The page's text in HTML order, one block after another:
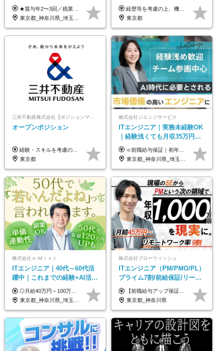
トスキル＊年収1000万以上可
★賞与年2〜3回／残業代全額支給／子ども手当（月1万円）／誕生日手当（年1回1万円）★ ＜初年度の想定年収:600万円～800万円＞ 月給50万7000円～70万4000円＋賞与年2回＋決算賞与 ※経験・能力を考慮のうえ決定します。 ※専門性を高めながらチームを牽引する「プロジェクト推進力」を高く評価し、給与へダイレクトに反映します。 ※試用期間6ヶ月（待遇変動なし） 年収800万円以上も⽬指せます。 経験・スキル・前職給与を最大限に考慮し、 ご納得いただける条件を提示します。 【賞与】 年2〜3回支給（7月・12月＋業績により決算賞与） 当社では、目の前の案件による固定報酬だけが評価の全てではありません。 メンバー育成、現場でのポジション拡大、 ナレッジの共有、そして組織づくりへの参画など、 「会社への貢献度（ビジネスプロセス）」 を昇給・賞与へダイレクトに反映しています。 専門性を高める「技術」と、チームを前進させる「プロジェクト推進」。 この両輪を回すことで、確かなスキル成長と年収アップを同時に実現できる環境です。
東京都_神奈川県_埼玉県_千葉県
制/リモート活用/異業種出身者
歓迎/国家プロジェクト
経歴等を考慮の上、機構の規定により決定します。 ＜大学卒業後、正規社員として民間企業に3年勤務した場合＞ ・月給30万円以上 ・年収470万円以上 年収概算を試算する場合は以下をご確認ください。 https://www.jaxa.jp/about/employ/trial_j.html ■昇給年1回、賞与年2回 ■諸手当（住居手当、通勤手当他） ■退職金制度あり ※年収470万円～ ※超過勤務分は別途支給します。 ※6ヶ月の試用期間あり。その間の待遇・給与に差異はありません。
東京都
オープンポジション
経験・スキルを考慮の上、決定します。 ▼参考情報 ----------------------- ＜想定年収850万円～1,500万円（基礎給与・賞与2回含む）＞ 月給42万円～ ※時間外勤務手当・諸手当等別途 ※試用期間3ヶ月 ※残業手当有り
東京都
株式会社ジエンジサービス
ITエンジニア｜実務未経験OK
｜経験浅くても月収35万円～
｜チーム参画中心｜フルリモ
ート可｜自社サービスあり
≪前職給与保証｜初年度想定年収420万円～≫ 月給35万円以上＋決算賞与＋交通費 ※スキル・経験を考慮の上、優遇します ※上記月給には固定残業代月20時間分(4万5000円以上)を含みます。超過した場合は、その分追加支給します ※試用期間3～6ヵ月は固定残業代なし(雇用形態やその他待遇・福利厚生は同じです) ＝＝＝＝＝＝＝＝＝＝＝ ▼実力と成長にこだわった評価制度▼ 年2回の評価で昇給・昇格が決まります。 評価は、就業先のお客様からの評価をベースに、目標達成状況やプロジェクトでの役割・貢献度などを総合的に判断して決定します。 日々の働きぶりを実際に見ているお客様の声を反映することで、より公平で納得感のある評価を実現しています。 また、評価後は面談を通じてフィードバックを行い、今後の成長やキャリアについて一緒に考えていきます。 ▼成長につながる目標設定▼ 半期ごとに、具体的な行動ベースの目標を設定し、その達成度や取り組みのプロセスを評価に反映します。 目標は、お客様からのフィードバックや現場での課題をもとに設定するため、「今何を伸ばすべきか」が明確になります。 また、上司との面談を通じて振り返りと次の目標設定を行い、継続的なスキルアップと市場価値の向上を支援しています。
東京都_神奈川県_埼玉県_千葉県_大阪府_愛知県_北海道_青森県_岩手県_宮城県_秋田県_山形県_福島県_茨城県_栃木県_群馬県_新潟県_山梨県_長野県_富山県_石川県_福井県_静岡県_岐阜県_三重県_兵庫県_京都府_滋賀県_奈良県_和歌山県_広島県_岡山県_鳥取県_島根県_山口県_徳島県_香川県_愛媛県_高知県_福岡県_熊本県_佐賀県_長崎県_大分県_宮崎県_鹿児島県_沖縄県
株式会社ｅ‐Ｍｉｎｔ
ITエンジニア｜40代～60代活
躍中｜これまでの経験+AI活用
でスキルアップを支援｜残業
月10h｜副業OK
◎月給40万円～100万円＋インセンティブ＋各種手当 ・年収120万〜300万円UPの実績も！ ・平均年収UP率は1.1～1.3倍 ・案件単価100%公開 × 単価連動の給与制度 ・能力等を考慮の上、決定いたします ※試用期間6ヵ月あり（待遇の変更はありません） ※固定残業代（月20～30時間・3万円～8万円）を含みます 《具体的には...》 ・案件単価65万円⇒年収約500万円 ・案件単価80万円⇒年収約600万円 ・案件単価120万円⇒年収約900万円 ＼ AIで生産性5倍になり給与UP ／ ◇案件単価100%公開 × 単価連動の給与制度 ◇年収120万〜300万UPの実績あり 「単価が上がれば、その分しっかり報われる」 そんなシンプルで納得できる評価制度です。 ⚫️年収300万円アップの実績も 参画する案件の単価を全て公開。 給与は単価に連動しているため納得感持って働くことが可能です。 過去には転職しただけで300万円以上アップした方もいます。 現場でAIを活用して成果を出して単価アップにつながったケースが多数！ ・AIツール利用料金全額負担 ・資格取得補助 ・月給保証制度 ・各種手当
東京都_神奈川県_埼玉県_千葉県_大阪府_愛知県_北海道_青森県_岩手県_宮城県_秋田県_山形県_福島県_茨城県_栃木県_群馬県_新潟県_山梨県_長野県_富山県_石川県_福井県_静岡県_岐阜県_三重県_兵庫県_京都府_滋賀県_奈良県_和歌山県_広島県_岡山県_鳥取県_島根県_山口県_徳島県_香川県_愛媛県_高知県_福岡県_熊本県_佐賀県_長崎県_大分県_宮崎県_鹿児島県_沖縄県
株式会社ブローウィッシュ
ITエンジニア（PM/PMO/PL）
プライム7割/前給保証/リーダ
ー経験不問/30、40代活躍中/
リモート9割
【前職給与アップ保証あり！ゆくゆくは年収800万以上も可能】 月給45万円～＋インセンティブ ※経験や適性を考慮の上、相談し決定します ※上記には固定残業代（20時間分/4万円～）が含まれます ※20時間を超過した場合は別途全額支給します ※試用期間（3ヶ月間）あり。給与・待遇に差異はございません それはより高度な案件にアサイン＆ 還元率が平均より高めのため、 これまでの給与から大幅にアップする人もいます。
東京都_神奈川県